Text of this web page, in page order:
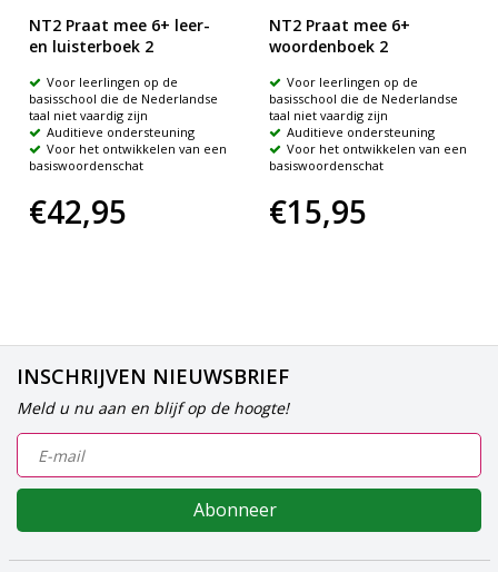
NT2 Praat mee 6+ leer-
en luisterboek 2
Voor leerlingen op de
basisschool die de Nederlandse
taal niet vaardig zijn
Auditieve ondersteuning
Voor het ontwikkelen van een
basiswoordenschat
€42,95
NT2 Praat mee 6+
woordenboek 2
Voor leerlingen op de
basisschool die de Nederlandse
taal niet vaardig zijn
Auditieve ondersteuning
Voor het ontwikkelen van een
basiswoordenschat
€15,95
INSCHRIJVEN NIEUWSBRIEF
Meld u nu aan en blijf op de hoogte!
Abonneer